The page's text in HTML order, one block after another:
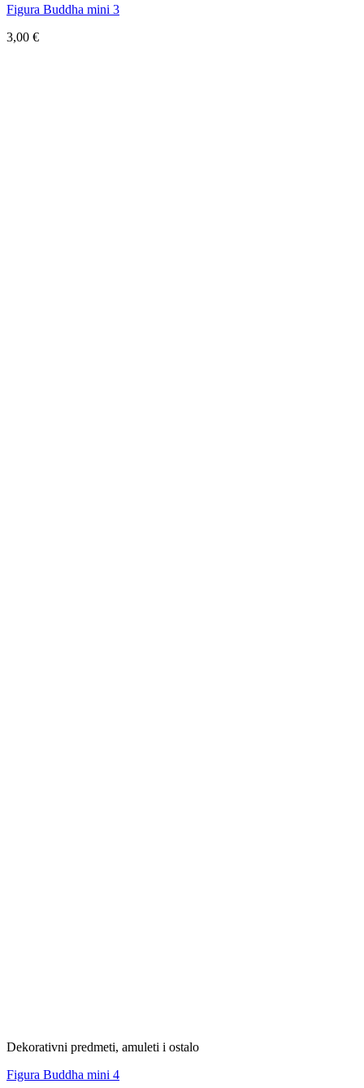
Figura Buddha mini 3
3,00 €
Dekorativni predmeti, amuleti i ostalo
Figura Buddha mini 4